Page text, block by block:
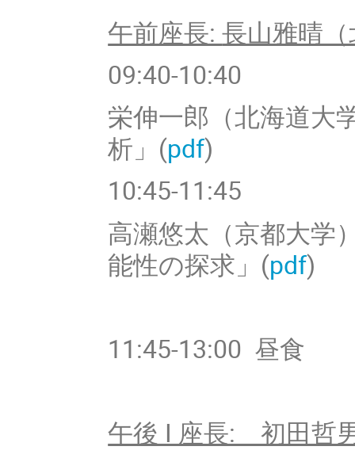
午前座長:長山雅晴
09:40-10:40
栄伸一郎（北海道大
析」(pdf)
10:45-11:45
高瀬悠太（京都大学
能性の探求」(pdf)
11:45-13:00 昼食
午後 I 座長: 初田哲